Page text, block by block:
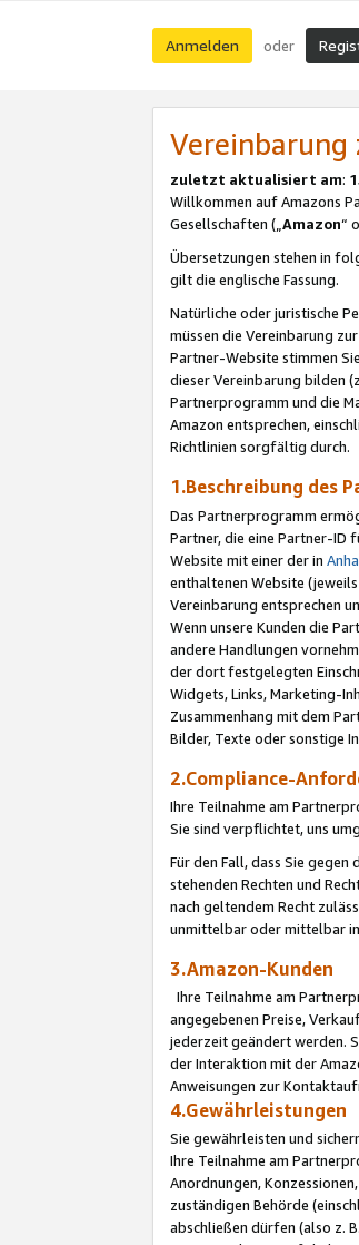
Anmelden oder
Vereinbarung
zuletzt aktualisiert am:
Willkommen auf Amazons
Gesellschaften („Amazon“
Übersetzungen stehen in
gilt die englische Fassung.
Natürliche oder juristische
müssen die Vereinbarung
Partner-Website stimmen
dieser Vereinbarung bilden
Partnerprogramm und die
Amazon entsprechen,
Richtlinien sorgfältig durch.
1.Beschreibung des
Das Partnerprogramm
Partner, die eine Partner-ID
Website mit einer der in
enthaltenen Website (jeweils
Vereinbarung entsprechen
Wenn unsere Kunden die
andere Handlungen
der dort festgelegten
Widgets, Links, Marketing-
Zusammenhang mit dem
Bilder, Texte oder sonstige
2.Compliance-
Ihre Teilnahme am
Sie sind verpflichtet, uns
Für den Fall, dass Sie
stehenden Rechten und
nach geltendem Recht
unmittelbar oder mittelbar
3.Amazon-Kunden
Ihre Teilnahme am
angegebenen Preise,
jederzeit geändert werden.
der Interaktion mit der
Anweisungen zur
4.Gewährleistungen
Sie gewährleisten und
Ihre Teilnahme am
Anordnungen,
zuständigen Behörde
abschließen dürfen (also z.